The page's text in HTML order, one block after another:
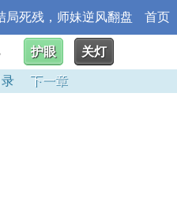
局死残，师妹逆风翻盘 首页
护眼 关灯
录 下一章